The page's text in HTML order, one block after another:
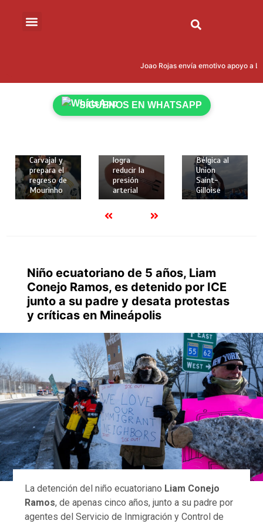
Joao Rojas envía emotivo apoyo a
SÍGUENOS EN WHATSAPP
2 mins
Carvajal y
prepara el
regreso de
Mourinho
2 mins
Crean
logra
reducir la
presión
arterial
de 2026
Rodríguez
brilló con
gol y
Bélgica al
Union
Saint-
Gilloise
Niño ecuatoriano de 5 años, Liam
Conejo Ramos, es detenido por ICE
junto a su padre y desata protestas
y críticas en Mineápolis
La detención del niño ecuatoriano Liam Conejo
Ramos, de apenas cinco años, junto a su padre por
agentes del Servicio de Inmigración y Control de